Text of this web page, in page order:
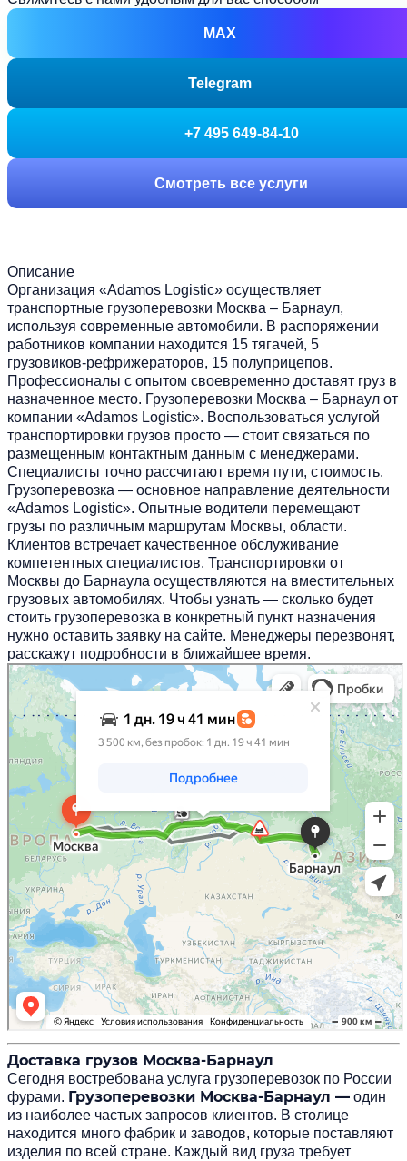
MAX
Telegram
+7 495 649-84-10
Смотреть все услуги
Описание
Организация «Adamos Logistic» осуществляет
транспортные грузоперевозки Москва – Барнаул,
используя современные автомобили. В распоряжении
работников компании находится 15 тягачей, 5
грузовиков-рефрижераторов, 15 полуприцепов.
Профессионалы с опытом своевременно доставят груз в
назначенное место. Грузоперевозки Москва – Барнаул от
компании «Adamos Logistic». Воспользоваться услугой
транспортировки грузов просто — стоит связаться по
размещенным контактным данным с менеджерами.
Специалисты точно рассчитают время пути, стоимость.
Грузоперевозка — основное направление деятельности
«Adamos Logistic». Опытные водители перемещают
грузы по различным маршрутам Москвы, области.
Клиентов встречает качественное обслуживание
компетентных специалистов. Транспортировки от
Москвы до Барнаула осуществляются на вместительных
грузовых автомобилях. Чтобы узнать — сколько будет
стоить грузоперевозка в конкретный пункт назначения
нужно оставить заявку на сайте. Менеджеры перезвонят,
расскажут подробности в ближайшее время.
Доставка грузов Москва-Барнаул
Сегодня востребована услуга грузоперевозок по России
фурами. Грузоперевозки Москва-Барнаул — один
из наиболее частых запросов клиентов. В столице
находится много фабрик и заводов, которые поставляют
изделия по всей стране. Каждый вид груза требует